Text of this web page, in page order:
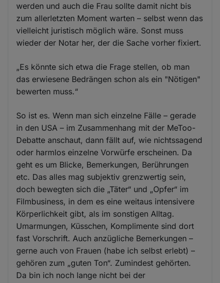
werden und auch die Frau sollte damit nicht bis
zum allerletzten Moment warten – selbst wenn das
vielleicht juristisch möglich wäre. Sonst muss
wieder der Notar her, der die Sache vorher fixiert.
„Es könnte sich etwa die Frage stellen, ob man
das erwiesene Bedrängen schon als ein "Nötigen"
bewerten muss.“
So ist es. Wenn man sich einzelne Fälle – gerade
in den USA – im Zusammenhang mit der MeToo-
Debatte anschaut, dann fällt auf, wie nichtssagend
oder harmlos einzelne Vorwürfe erscheinen. Da
geht es um Blicke, Bemerkungen, Berührungen
etc. Das alles mag subjektiv grenzwertig sein,
doch bewegten sich die „Täter“ und „Opfer“ im
Filmbusiness, in dem es eine weitaus intensivere
Körperlichkeit gibt, als im sonstigen Alltag.
Umarmungen, Küsschen, Komplimente sind dort
fast Vorschrift. Auch anzügliche Bemerkungen –
gerne auch von Frauen (habe ich selbst erlebt) –
gehören zum „guten Ton“. Zumindest gehörten.
Da bin ich noch lange nicht bei der